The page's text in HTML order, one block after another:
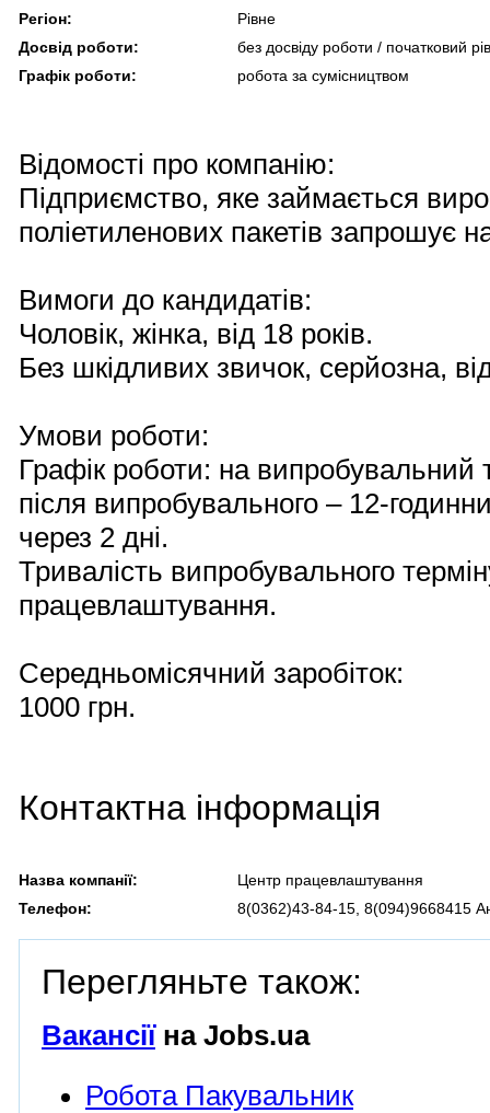
Регіон:
Рівне
Досвід роботи:
без досвіду роботи / початковий
Графік роботи:
робота за сумісництвом
Відомості про компанію:
Підприємство, яке займається
поліетиленових пакетів запрошує
Вимоги до кандидатів:
Чоловік, жінка, від 18 років.
Без шкідливих звичок, серйозна,
Умови роботи:
Графік роботи: на випробувальний
після випробувального – 12-
через 2 дні.
Тривалість випробувального
працевлаштування.
Середньомісячний заробіток:
1000 грн.
Контактна інформація
Назва компанії:
Центр працевлаштування
Телефон:
8(0362)43-84-15, 8(094)9668415
Перегляньте також:
Вакансіїна Jobs.ua
Робота Пакувальник